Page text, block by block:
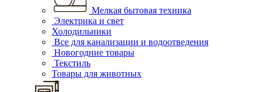
Мелкая бытовая техника
Электрика и свет
Холодильники
Все для канализации и водоотведения
Новогодние товары
Текстиль
Товары для животных